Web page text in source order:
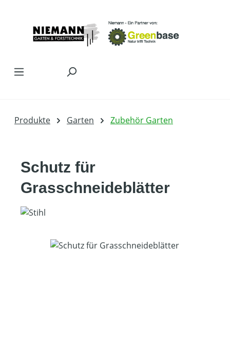
Produkte Garten Zubehör Garten
Schutz für
Grasschneideblätter
Bildergalerie überspringen